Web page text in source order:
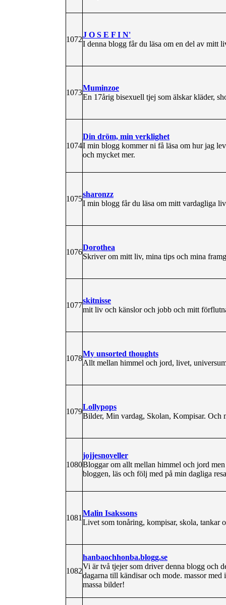
1072
J O S E F I N'
I denna blogg får du läsa om en del av mitt
1073
Muminzoe
En 17årig bisexuell tjej som älskar kläder,
1074
Din dröm, min verklighet
I min blogg kommer ni få läsa om hur jag
och mycket mer.
1075
sharonzz
I min blogg får du läsa om mitt vardagliga
1076
Dorothea
Skriver om mitt liv, mina tips och mina
1077
skitnisse
mit liv och känslor och jobb och mitt
1078
My unsorted thoughts
Allt mellan himmel och jord, livet,
1079
Lollypops
Bilder, Min vardag, Skolan, Kompisar. Och
1080
jojjesnoveller
Bloggar om allt mellan himmel och jord
bloggen, läs och följ med på min dagliga
1081
Malin Isakssons
Livet som tonåring, kompisar, skola, tankar
1082
hanbaochhonba.blogg.se
Vi är två tjejer som driver denna blogg och
dagarna till kändisar och mode. massor
massa bilder!